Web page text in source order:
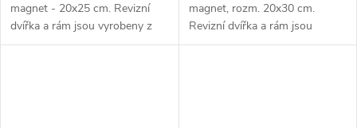
magnet - 20x25 cm. Revizní
dvířka a rám jsou vyrobeny z
nerezového plechu. Rám z
magnet, rozm. 20x30 cm.
Revizní dvířka a rám jsou
vyrobeny z nerezového plechu.